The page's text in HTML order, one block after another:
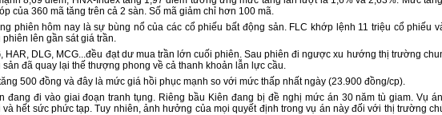
của 360 mã tăng trên cả 2 sàn. Số mã giảm chỉ hơn 100 mã.
phiên hôm nay là sự bùng nổ của các cổ phiếu bất động sản. FLC khớp lệnh 11 triệu cổ phiếu
lên gần sát giá trần.
HAR, DLG, MCG...đều đạt dư mua trần lớn cuối phiên. Sau phiên đi ngược xu hướng thị trường
đã quay lại thế thượng phong về cả thanh khoản lẫn lực cầu.
500 đồng và đây là mức giá hồi phục mạnh so với mức thấp nhất ngày (23.900 đồng/cp).
đang đi vào giai đoạn tranh tụng. Riêng bầu Kiên đang bị đề nghị mức án 30 năm tù giam. Vụ
và hết sức phức tạp. Tuy nhiên, ảnh hưởng của mọi quyết định trong vụ án này đối với thị trường